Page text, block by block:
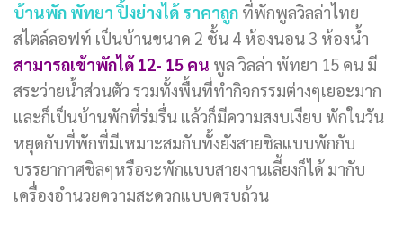
บ้านพัก พัทยา ปิ้งย่างได้ ราคาถูก ที่พักพูลวิลล่าไทย
สไตล์ลอฟท์ เป็นบ้านขนาด 2 ชั้น 4 ห้องนอน 3 ห้องน้ำ
สามารถเข้าพักได้ 12- 15 คน พูล วิลล่า พัทยา 15 คน มี
สระว่ายน้ำส่วนตัว รวมทั้งพื้นที่ทำกิจกรรมต่างๆเยอะมาก
และก็เป็นบ้านพักที่ร่มรื่น แล้วก็มีความสงบเงียบ พักในวัน
หยุดกับที่พักที่มีเหมาะสมกับทั้งยังสายชิลแบบพักกับ
บรรยากาศชิลๆหรือจะพักแบบสายงานเลี้ยงก็ได้ มากับ
เครื่องอำนวยความสะดวกแบบครบถ้วน